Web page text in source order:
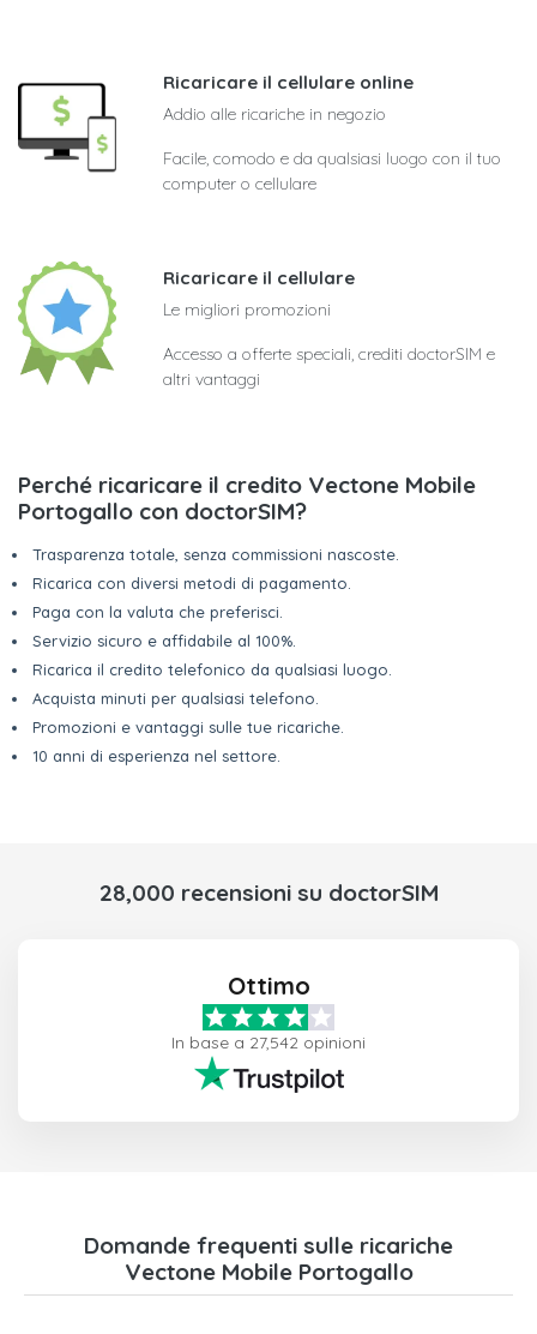
Ricaricare il cellulare online
Addio alle ricariche in negozio
Facile, comodo e da qualsiasi luogo con il tuo
computer o cellulare
Ricaricare il cellulare
Le migliori promozioni
Accesso a offerte speciali, crediti doctorSIM e
altri vantaggi
Perché ricaricare il credito Vectone Mobile
Portogallo con doctorSIM?
Trasparenza totale, senza commissioni nascoste.
Ricarica con diversi metodi di pagamento.
Paga con la valuta che preferisci.
Servizio sicuro e affidabile al 100%.
Ricarica il credito telefonico da qualsiasi luogo.
Acquista minuti per qualsiasi telefono.
Promozioni e vantaggi sulle tue ricariche.
10 anni di esperienza nel settore.
28,000 recensioni su doctorSIM
Ottimo
In base a 27,542 opinioni
Domande frequenti sulle ricariche
Vectone Mobile Portogallo